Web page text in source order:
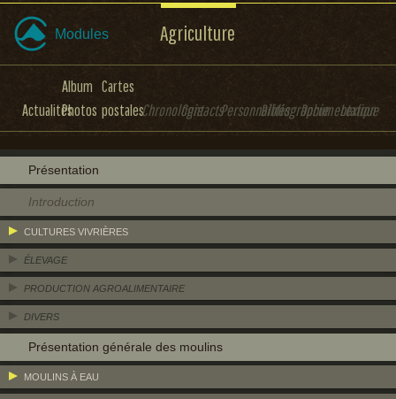
Modules Agriculture
Actualités
Album
Photos
Cartes
postalesChronologieContactsPersonnalitésBibliographieDocumentation
Lexique
Présentation
Introduction
CULTURES VIVRIÈRES
ÉLEVAGE
PRODUCTION AGROALIMENTAIRE
DIVERS
Présentation générale des moulins
MOULINS À EAU